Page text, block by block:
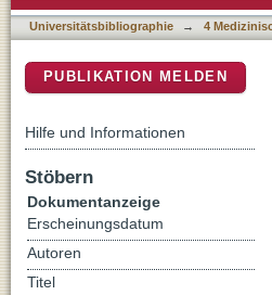
Universitätsbibliographie → 4
PUBLIKATION MELDEN
Hilfe und Informationen
Stöbern
Dokumentanzeige
Erscheinungsdatum
Autoren
Titel